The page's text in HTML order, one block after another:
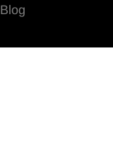
Blog